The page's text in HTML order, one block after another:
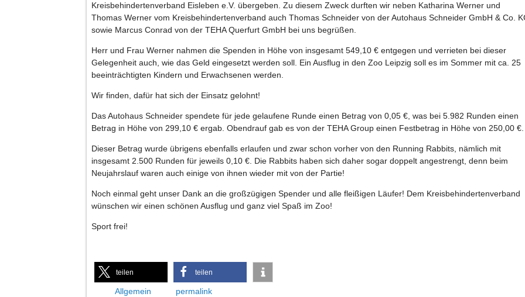
Kreisbehindertenverband Eisleben e.V. übergeben. Zu diesem Zweck durften wir neben Katharina Werner und
Thomas Werner vom Kreisbehindertenverband auch Thomas Schneider von der Autohaus Schneider GmbH & Co.
sowie Marcus Conrad von der TEHA Querfurt GmbH bei uns begrüßen.
Herr und Frau Werner nahmen die Spenden in Höhe von insgesamt 549,10 € entgegen und verrieten bei dieser
Gelegenheit auch, wie das Geld eingesetzt werden soll. Ein Ausflug in den Zoo Leipzig soll es im Sommer mit ca. 25
beeinträchtigten Kindern und Erwachsenen werden.
Wir finden, dafür hat sich der Einsatz gelohnt!
Das Autohaus Schneider spendete für jede gelaufene Runde einen Betrag von 0,05 €, was bei 5.982 Runden einen
Betrag in Höhe von 299,10 € ergab. Obendrauf gab es von der TEHA Group einen Festbetrag in Höhe von 250,00 €.
Dieser Betrag wurde übrigens ebenfalls erlaufen und zwar schon vorher von den Running Rabbits, nämlich mit
insgesamt 2.500 Runden für jeweils 0,10 €. Die Rabbits haben sich daher sogar doppelt angestrengt, denn beim
Neujahrslauf waren auch einige von ihnen wieder mit von der Partie!
Noch einmal geht unser Dank an die großzügigen Spender und alle fleißigen Läufer! Dem Kreisbehindertenverband
wünschen wir einen schönen Ausflug und ganz viel Spaß im Zoo!
Sport frei!
teilen teilen
Allgemein permalink